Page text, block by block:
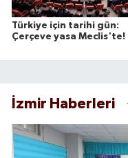
Türkiye için tarihi gün:
Çerçeve yasa Meclis'te!
İzmir Haberleri